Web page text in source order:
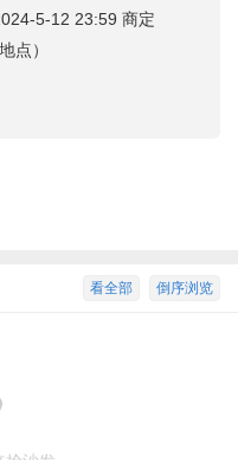
5-12 23:59 商定
点）
倒序浏览
看全部